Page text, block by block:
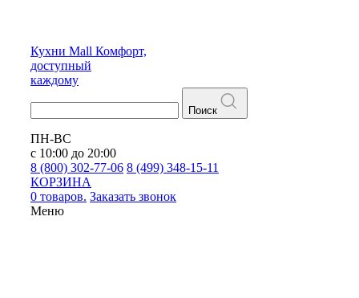
Кухни Mall Комфорт,
доступный
каждому
Поиск
ПН-ВС
с 10:00 до 20:00
8 (800) 302-77-06 8 (499) 348-15-11
КОРЗИНА
0 товаров. Заказать звонок
Меню